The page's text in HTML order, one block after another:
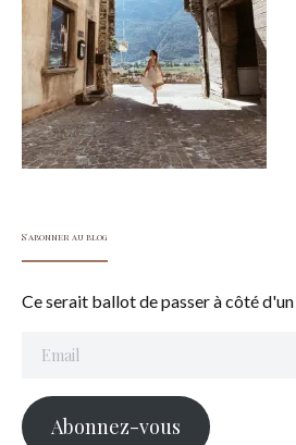
S'abonner au blog
Ce serait ballot de passer à côté
Abonnez-vous